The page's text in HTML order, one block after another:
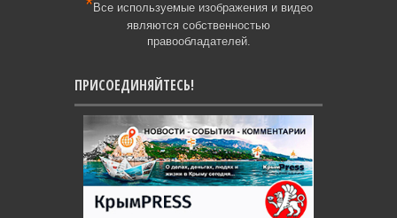
Все используемые изображения и видео
являются собственностью
правообладателей.
ПРИСОЕДИНЯЙТЕСЬ!